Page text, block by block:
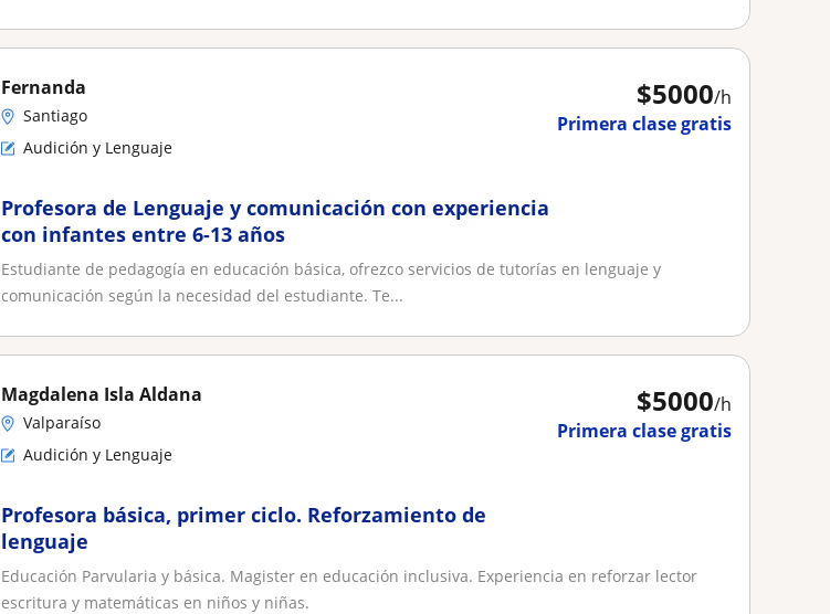
$5000/h
Primera clase gratis
Fernanda
Santiago
Audición y Lenguaje
Profesora de Lenguaje y comunicación con experiencia
con infantes entre 6-13 años
Estudiante de pedagogía en educación básica, ofrezco servicios de tutorías en lenguaje y
comunicación según la necesidad del estudiante. Te...
$5000/h
Primera clase gratis
Magdalena Isla Aldana
Valparaíso
Audición y Lenguaje
Profesora básica, primer ciclo. Reforzamiento de
lenguaje
Educación Parvularia y básica. Magister en educación inclusiva. Experiencia en reforzar lector
escritura y matemáticas en niños y niñas.